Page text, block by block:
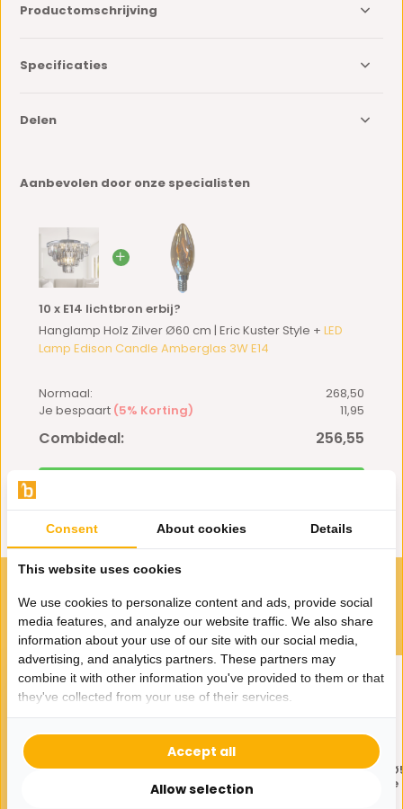
Aanbevolen door onze specialisten
10 x E14 lichtbron erbij?
Hanglamp Holz Zilver Ø60 cm | Eric Kuster Style + LED
Lamp Edison Candle Amberglas 3W E14
Normaal:
268,50
Je bespaart (5% Korting) 11,95
Combideal: 256,55
Productomschrijving
Specificaties
Delen
Gerelateerde producten
Hanglamp Holz Zwart Ø50
cm | Eric Kuster Style
Hanglamp Holz Zilver
| Eric Kuster Style
Consent About cookies Details
This website uses cookies
We use cookies to personalize content and ads, provide social
media features, and analyze our website traffic. We also share
information about your use of our site with our social media,
advertising, and analytics partners. These partners may
combine it with other information you've provided to them or that
they've collected from your use of their services.
Allow selection
Accept all